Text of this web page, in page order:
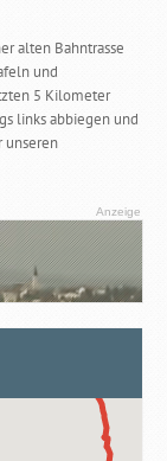
alten Bahntrasse
und
5 Kilometer
links abbiegen und
unseren
Anzeige